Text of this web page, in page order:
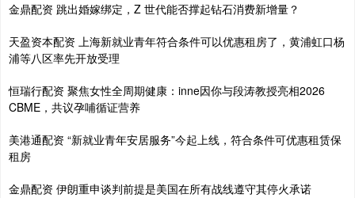
金鼎配资 跳出婚嫁绑定，Z 世代能否撑起钻石消费新增量？
天盈资本配资 上海新就业青年符合条件可以优惠租房了，黄浦虹口杨
浦等八区率先开放受理
恒瑞行配资 聚焦女性全周期健康：inne因你与段涛教授亮相2026
CBME，共议孕哺循证营养
美港通配资 “新就业青年安居服务”今起上线，符合条件可优惠租赁保
租房
金鼎配资 伊朗重申谈判前提是美国在所有战线遵守其停火承诺